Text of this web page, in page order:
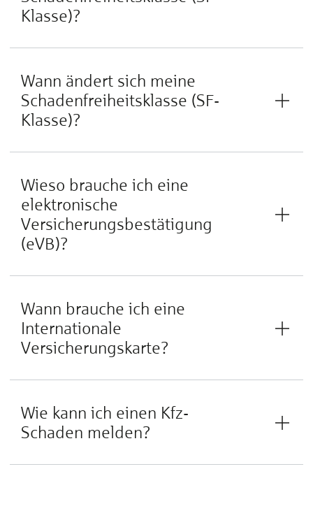
Klasse)?
Wann ändert sich meine
Schadenfreiheitsklasse (SF-
Klasse)?
Wieso brauche ich eine
elektronische
Versicherungsbestätigung
(eVB)?
Wann brauche ich eine
Internationale
Versicherungskarte?
Wie kann ich einen Kfz-
Schaden melden?